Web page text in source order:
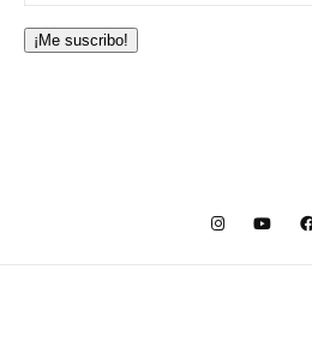
¡Me suscribo!